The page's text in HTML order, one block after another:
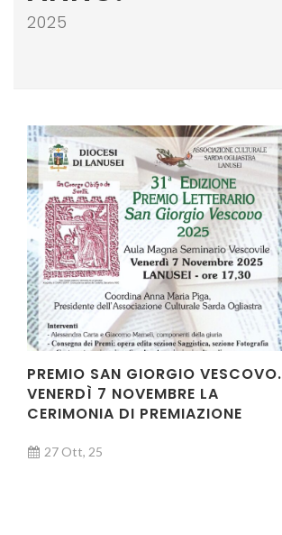
2025
PREMIO SAN GIORGIO VESCOVO.
VENERDÌ 7 NOVEMBRE LA
CERIMONIA DI PREMIAZIONE
27 Ott, 25